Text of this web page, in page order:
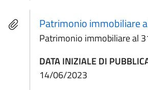
Patrimonio immobiliare
Patrimonio immobiliare al
DATA INIZIALE DI
14/06/2023